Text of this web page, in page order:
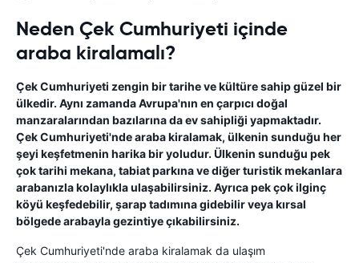
Neden Çek Cumhuriyeti içinde
araba kiralamalı?
Çek Cumhuriyeti zengin bir tarihe ve kültüre sahip güzel bir
ülkedir. Aynı zamanda Avrupa'nın en çarpıcı doğal
manzaralarından bazılarına da ev sahipliği yapmaktadır.
Çek Cumhuriyeti'nde araba kiralamak, ülkenin sunduğu her
şeyi keşfetmenin harika bir yoludur. Ülkenin sunduğu pek
çok tarihi mekana, tabiat parkına ve diğer turistik mekanlara
arabanızla kolaylıkla ulaşabilirsiniz. Ayrıca pek çok ilginç
köyü keşfedebilir, şarap tadımına gidebilir veya kırsal
bölgede arabayla gezintiye çıkabilirsiniz.
Çek Cumhuriyeti'nde araba kiralamak da ulaşım